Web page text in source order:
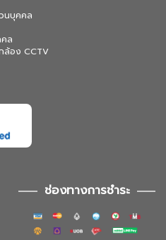
นบุคคล
ล
ล้อง CCTV
ช่องทางการชำระ